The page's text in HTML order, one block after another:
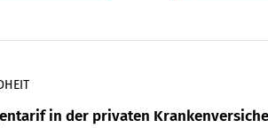
in der privaten